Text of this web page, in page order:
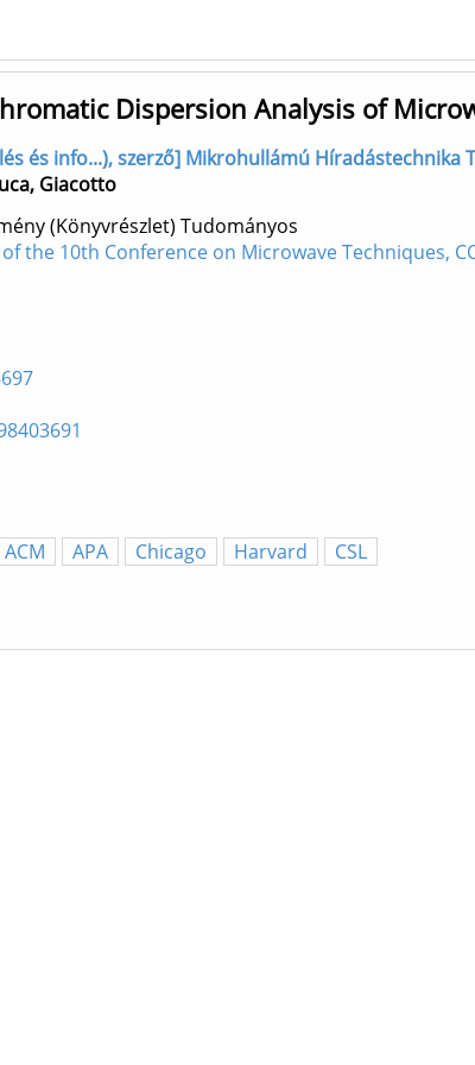
Dispersion Analysis of
és info...), szerző] Mikrohullámú Híradástechnika
Giacotto
(Könyvrészlet) Tudományos
the 10th Conference on Microwave Techniques,
ACM APA Chicago Harvard CSL